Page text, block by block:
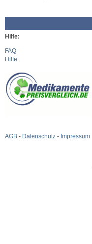
Hilfe:
FAQ
Hilfe
AGB - Datenschutz - Impressum